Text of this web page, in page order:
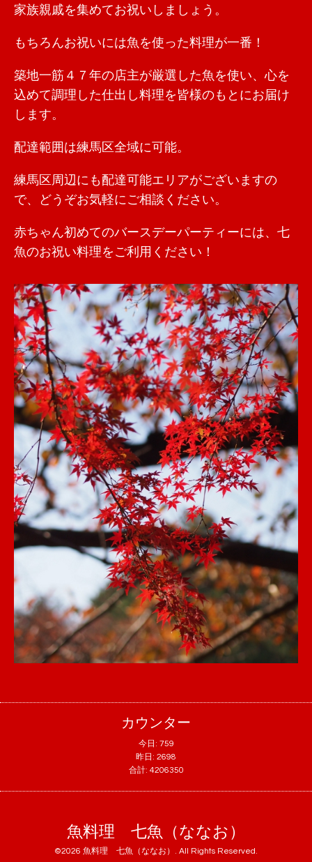
家族親戚を集めてお祝いしましょう。
もちろんお祝いには魚を使った料理が一番！
築地一筋４７年の店主が厳選した魚を使い、心を
込めて調理した仕出し料理を皆様のもとにお届け
します。
配達範囲は練馬区全域に可能。
練馬区周辺にも配達可能エリアがございますの
で、どうぞお気軽にご相談ください。
赤ちゃん初めてのバースデーパーティーには、七
魚のお祝い料理をご利用ください！
カウンター
今日: 759
昨日: 2698
合計: 4206350
魚料理 七魚（ななお）
©2026 魚料理 七魚（ななお） . All Rights Reserved.